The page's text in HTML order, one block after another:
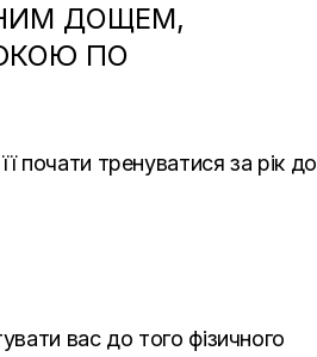
ДОЩЕМ,
ПО
почати тренуватися за рік до
вас до того фізичного